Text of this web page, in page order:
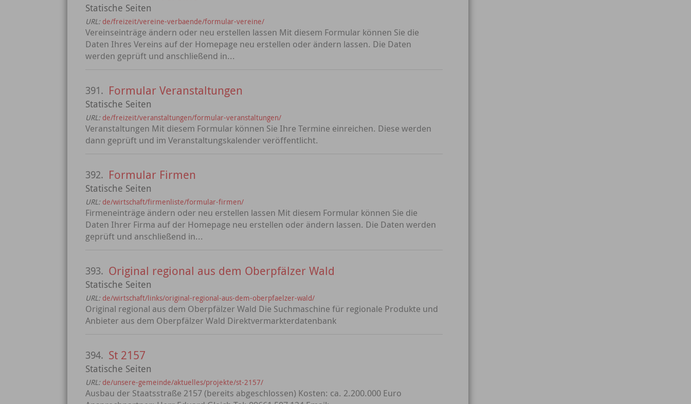
Statische Seiten
URL: de/freizeit/vereine-verbaende/formular-vereine/
Vereinseinträge ändern oder neu erstellen lassen Mit diesem Formular können Sie die
Daten Ihres Vereins auf der Homepage neu erstellen oder ändern lassen. Die Daten
werden geprüft und anschließend in...
391. Formular Veranstaltungen
Statische Seiten
URL: de/freizeit/veranstaltungen/formular-veranstaltungen/
Veranstaltungen Mit diesem Formular können Sie Ihre Termine einreichen. Diese werden
dann geprüft und im Veranstaltungskalender veröffentlicht.
392. Formular Firmen
Statische Seiten
URL: de/wirtschaft/firmenliste/formular-firmen/
Firmeneinträge ändern oder neu erstellen lassen Mit diesem Formular können Sie die
Daten Ihrer Firma auf der Homepage neu erstellen oder ändern lassen. Die Daten werden
geprüft und anschließend in...
393. Original regional aus dem Oberpfälzer Wald
Statische Seiten
URL: de/wirtschaft/links/original-regional-aus-dem-oberpfaelzer-wald/
Original regional aus dem Oberpfälzer Wald Die Suchmaschine für regionale Produkte und
Anbieter aus dem Oberpfälzer Wald Direktvermarkterdatenbank
394. St 2157
Statische Seiten
URL: de/unsere-gemeinde/aktuelles/projekte/st-2157/
Ausbau der Staatsstraße 2157 (bereits abgeschlossen) Kosten: ca. 2.200.000 Euro